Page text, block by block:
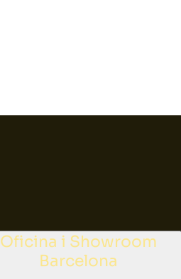
Oficina i Showroom
Barcelona